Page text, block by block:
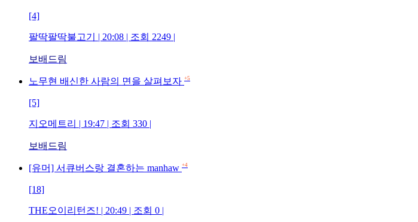
[4]
팔딱팔딱불고기 | 20:08 | 조회 2249 |
보배드림
노무현 배신한 사람의 면을 살펴보자 +5
[5]
지오메트리 | 19:47 | 조회 330 |
보배드림
[유머] 서큐버스랑 결혼하는 manhaw +4
[18]
THE오이리턴즈! | 20:49 | 조회 0 |